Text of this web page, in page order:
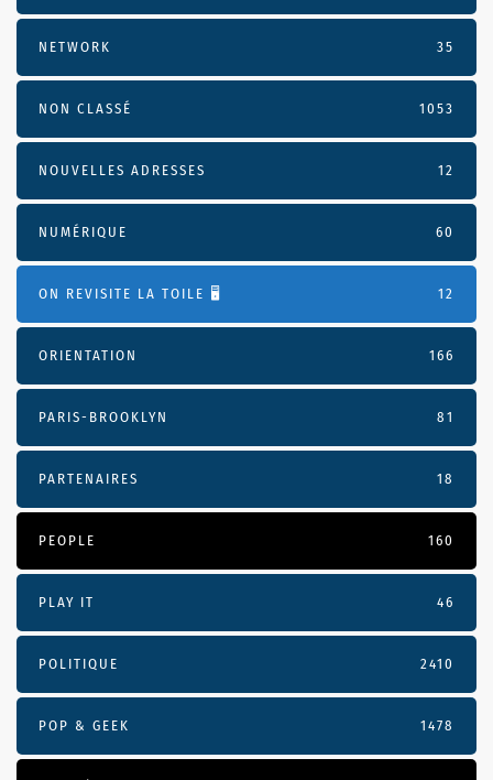
NETWORK 35
NON CLASSÉ 1053
NOUVELLES ADRESSES 12
NUMÉRIQUE 60
ON REVISITE LA TOILE 🖥️ 12
ORIENTATION 166
PARIS-BROOKLYN 81
PARTENAIRES 18
PEOPLE 160
PLAY IT 46
POLITIQUE 2410
POP & GEEK 1478